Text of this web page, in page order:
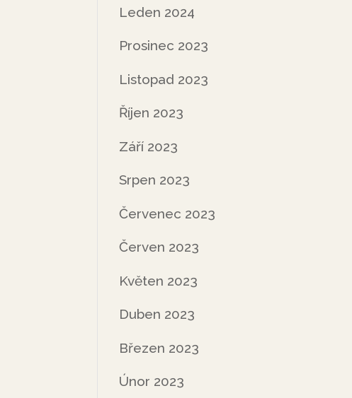
Leden 2024
Prosinec 2023
Listopad 2023
Říjen 2023
Září 2023
Srpen 2023
Červenec 2023
Červen 2023
Květen 2023
Duben 2023
Březen 2023
Únor 2023